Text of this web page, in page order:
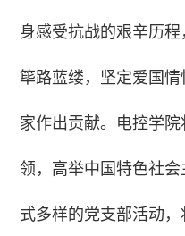
身感受抗战的艰辛历
筚路蓝缕，坚定爱国
家作出贡献。电控学院
领，高举中国特色社
式多样的党支部活动，